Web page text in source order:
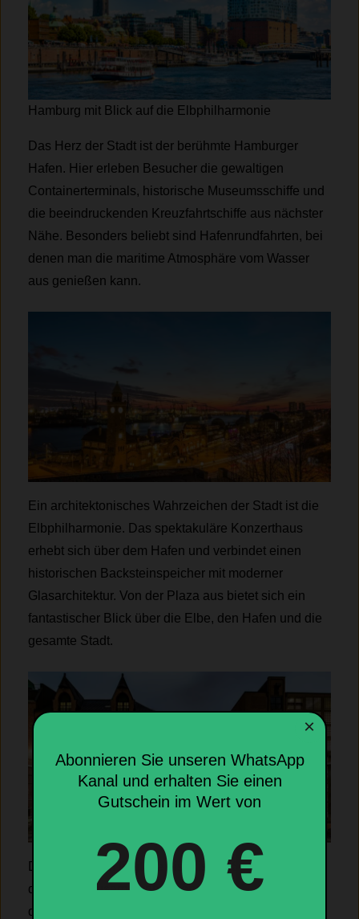
Hamburg mit Blick auf die Elbphilharmonie
Das Herz der Stadt ist der berühmte Hamburger
Hafen. Hier erleben Besucher die gewaltigen
Containerterminals, historische Museumsschiffe und
die beeindruckenden Kreuzfahrtschiffe aus nächster
Nähe. Besonders beliebt sind Hafenrundfahrten, bei
denen man die maritime Atmosphäre vom Wasser
aus genießen kann.
Ein architektonisches Wahrzeichen der Stadt ist die
Elbphilharmonie. Das spektakuläre Konzerthaus
erhebt sich über dem Hafen und verbindet einen
historischen Backsteinspeicher mit moderner
Glasarchitektur. Von der Plaza aus bietet sich ein
fantastischer Blick über die Elbe, den Hafen und die
gesamte Stadt.
Direkt nebenan liegt die historische Speicherstadt,
der größte zusammenhängende Lagerhauskomplex
der Welt und Teil des UNESCO-Welterbes. Die
Abonnieren Sie unseren WhatsApp
Kanal und erhalten Sie einen
Gutschein im Wert von
200 €
×